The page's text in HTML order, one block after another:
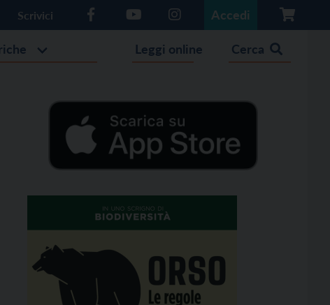
Scrivici Accedi
Leggi online Cerca